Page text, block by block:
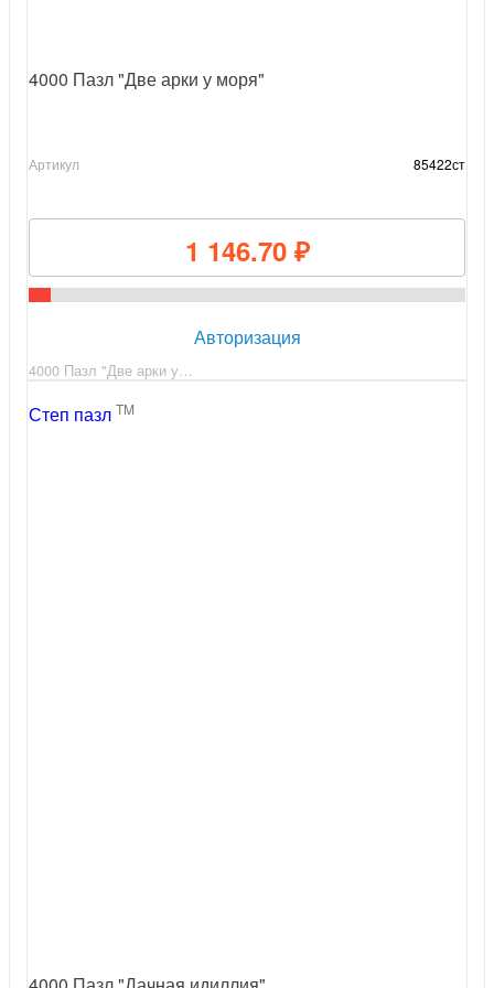
4000 Пазл "Две арки у моря"
Артикул 85422ст
1 146.70 ₽
Авторизация
4000 Пазл "Две арки у…
Степ пазл TM